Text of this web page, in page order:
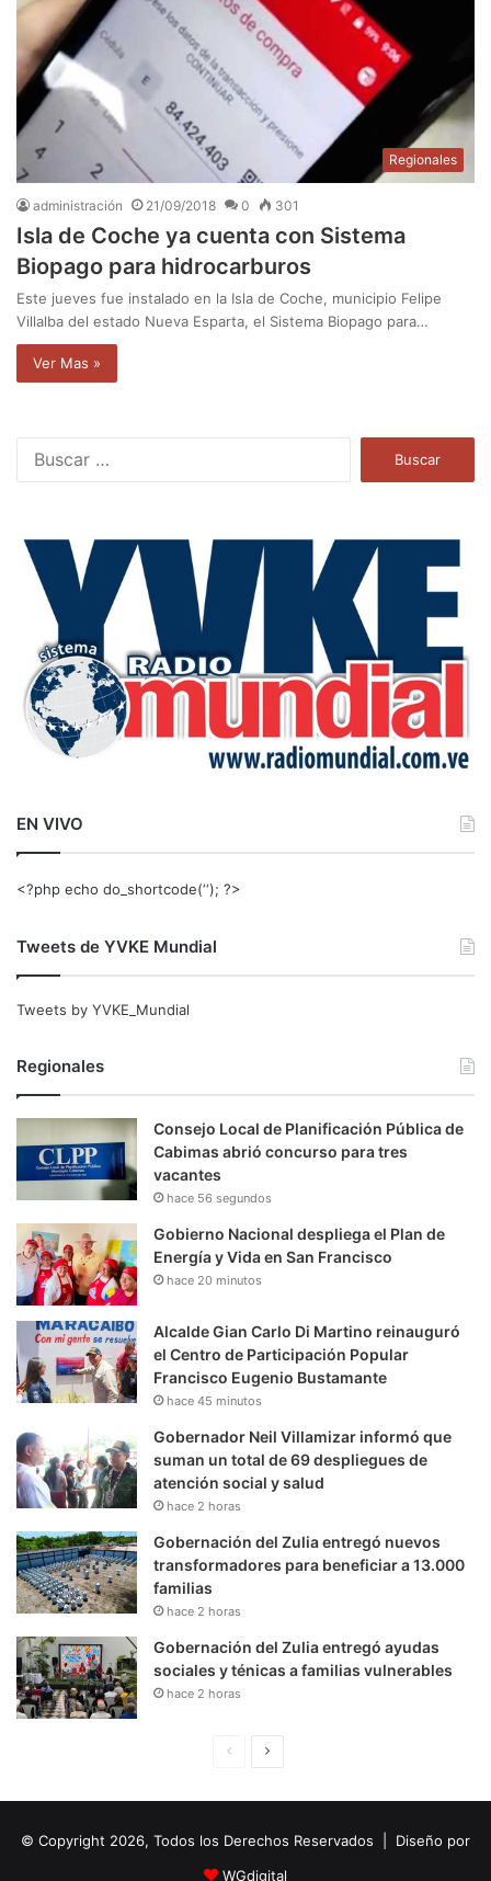
Regionales
administración 21/09/2018 0 301
Isla de Coche ya cuenta con Sistema
Biopago para hidrocarburos
Este jueves fue instalado en la Isla de Coche, municipio Felipe
Villalba del estado Nueva Esparta, el Sistema Biopago para…
Ver Mas »
a
EN VIVO
<?php echo do_shortcode(‘‘); ?>
Tweets de YVKE Mundial
Tweets by YVKE_Mundial
Regionales
Consejo Local de Planificación Pública de
Cabimas abrió concurso para tres
vacantes
hace 56 segundos
Gobierno Nacional despliega el Plan de
Energía y Vida en San Francisco
hace 20 minutos
Alcalde Gian Carlo Di Martino reinauguró
el Centro de Participación Popular
Francisco Eugenio Bustamante
hace 45 minutos
Gobernador Neil Villamizar informó que
suman un total de 69 despliegues de
atención social y salud
hace 2 horas
Gobernación del Zulia entregó nuevos
transformadores para beneficiar a 13.000
familias
hace 2 horas
Gobernación del Zulia entregó ayudas
sociales y ténicas a familias vulnerables
hace 2 horas
i
n
u
i
© Copyright 2026, Todos los Derechos Reservados | Diseño por
WGdigital